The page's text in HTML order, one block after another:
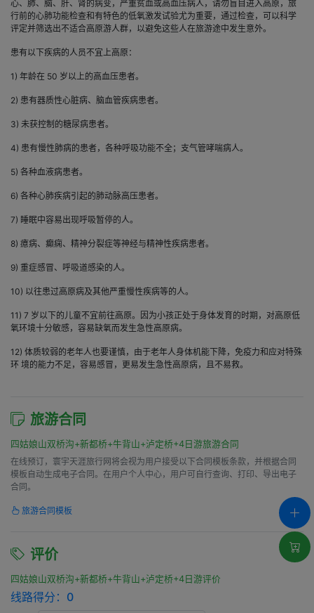
心、肺、脑、肝、肾的病变，严重贫血或高血压病人，请勿盲目进入高原，旅
行前的心肺功能检查和有特色的低氧激发试验尤为重要，通过检查，可以科学
评定并筛选出不适合高原游人群，以避免这些人在旅游途中发生意外。
患有以下疾病的人员不宜上高原：
1) 年龄在 50 岁以上的高血压患者。
2) 患有器质性心脏病、脑血管疾病患者。
3) 未获控制的糖尿病患者。
4) 患有慢性肺病的患者，各种呼吸功能不全；支气管哮喘病人。
5) 各种血液病患者。
6) 各种心肺疾病引起的肺动脉高压患者。
7) 睡眠中容易出现呼吸暂停的人。
8) 癔病、癫痫、精神分裂症等神经与精神性疾病患者。
9) 重症感冒、呼吸道感染的人。
10) 以往患过高原病及其他严重慢性疾病等的人。
11) 7 岁以下的儿童不宜前往高原。因为小孩正处于身体发育的时期，对高原低
氧环境十分敏感，容易缺氧而发生急性高原病。
12) 体质较弱的老年人也要谨慎，由于老年人身体机能下降，免疫力和应对特殊
环 境的能力不足，容易感冒，更易发生急性高原病，且不易救。
旅游合同
四姑娘山双桥沟+新都桥+牛背山+泸定桥+4日游旅游合同
在线预订，寰宇天涯旅行网将会视为用户接受以下合同模板条款，并根据合同
模板自动生成电子合同。在用户个人中心，用户可自行查询、打印、导出电子
合同。
旅游合同模板
评价
四姑娘山双桥沟+新都桥+牛背山+泸定桥+4日游评价
线路得分： 0